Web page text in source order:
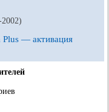
Plus — активация